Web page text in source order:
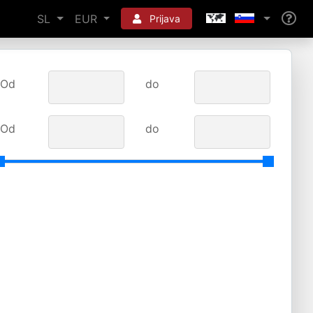
SL EUR Prijava
Od do
Od do